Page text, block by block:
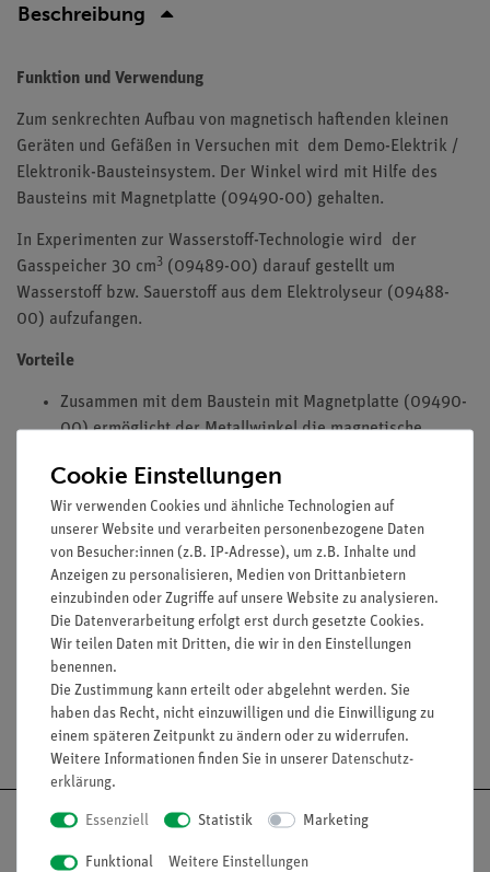
Beschreibung
Funktion und Verwendung
Zum senkrechten Aufbau von magnetisch haftenden kleinen
Geräten und Gefäßen in Versuchen mit dem Demo-Elektrik /
Elektronik-Bausteinsystem. Der Winkel wird mit Hilfe des
Bausteins mit Magnetplatte (09490-00) gehalten.
In Experimenten zur Wasserstoff-Technologie wird der
Gasspeicher 30 cm3 (09489-00) darauf gestellt um
Wasserstoff bzw. Sauerstoff aus dem Elektrolyseur (09488-
00) aufzufangen.
Vorteile
Zusammen mit dem Baustein mit Magnetplatte (09490-
00) ermöglicht der Metallwinkel die magnetische
Ausstattung und technische Daten
Abmessungen: L x B x H: 60 mm x 60 mm x 60 mm
Zubehör
Baustein mit Magnetplatte, DB (09490-00)
Versandkostenfrei ab 300,- €
Cookie Einstellungen
Wir verwenden Cookies und ähnliche Technologien auf
unserer Website und verarbeiten personenbezogene Daten
von Besucher:innen (z.B. IP-Adresse), um z.B. Inhalte und
Anzeigen zu personalisieren, Medien von Drittanbietern
einzubinden oder Zugriffe auf unsere Website zu analysieren.
Die Datenverarbeitung erfolgt erst durch gesetzte Cookies.
Wir teilen Daten mit Dritten, die wir in den Einstellungen
benennen.
Die Zustimmung kann erteilt oder abgelehnt werden. Sie
haben das Recht, nicht einzuwilligen und die Einwilligung zu
einem späteren Zeitpunkt zu ändern oder zu widerrufen.
Weitere Informationen finden Sie in unserer Daten­schutz­
erklärung.
Essenziell Statistik Marketing
Funktional Weitere Einstellungen